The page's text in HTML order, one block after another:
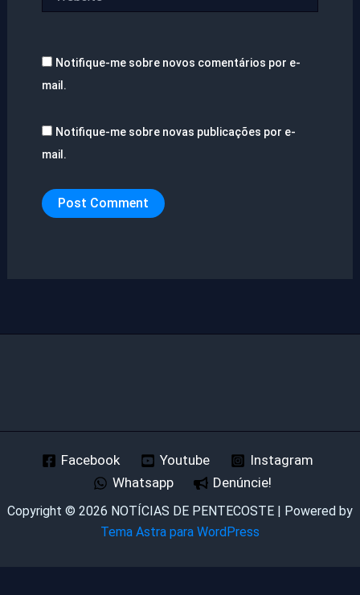
Notifique-me sobre novos comentários por e-
mail.
Notifique-me sobre novas publicações por e-
mail.
Facebook Youtube
Instagram
Whatsapp
Denúncie!
Copyright © 2026 NOTÍCIAS DE PENTECOSTE | Powered by
Tema Astra para WordPress